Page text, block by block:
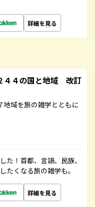
詳細を見る
４の国と地域 改訂
地域を旅の雑学とともに
た！首都、言語、民族、
たくなる旅の雑学も。
詳細を見る